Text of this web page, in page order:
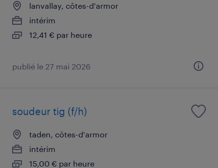
lanvallay, côtes-d'armor
intérim
12,41 € par heure
publié le 27 mai 2026
soudeur tig (f/h)
taden, côtes-d'armor
intérim
15,00 € par heure